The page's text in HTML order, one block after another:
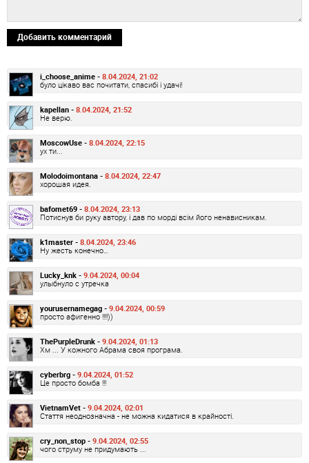
Добавить комментарий
i_choose_anime - 8.04.2024, 21:02
було цікаво вас почитати, спасибі і удачі!
kapellan - 8.04.2024, 21:52
Не верю.
MoscowUse - 8.04.2024, 22:15
ух ти...
Molodoimontana - 8.04.2024, 22:47
хорошая идея.
bafomet69 - 8.04.2024, 23:13
Потиснув би руку автору, і дав по морді всім його ненависникам.
k1master - 8.04.2024, 23:46
Ну жесть конечно…
Lucky_knk - 9.04.2024, 00:04
улыбнуло с утречка
yourusernamegag - 9.04.2024, 00:59
просто афигенно !!!!))
ThePurpleDrunk - 9.04.2024, 01:13
Хм ... У кожного Абрама своя програма.
cyberbrg - 9.04.2024, 01:52
Це просто бомба !!!
VietnamVet - 9.04.2024, 02:01
Стаття неоднозначна - не можна кидатися в крайності.
cry_non_stop - 9.04.2024, 02:55
чого струму не придумають ...